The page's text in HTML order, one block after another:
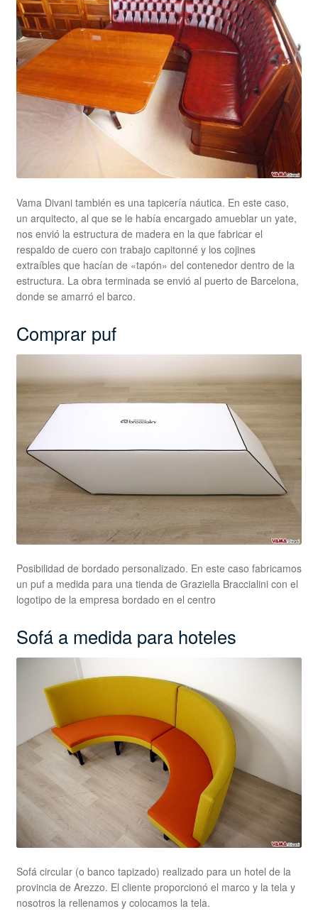
Vama Divani también es una tapicería náutica. En este caso,
un arquitecto, al que se le había encargado amueblar un yate,
nos envió la estructura de madera en la que fabricar el
respaldo de cuero con trabajo capitonné y los cojines
extraíbles que hacían de «tapón» del contenedor dentro de la
estructura. La obra terminada se envió al puerto de Barcelona,
donde se amarró el barco.
Comprar puf
Posibilidad de bordado personalizado. En este caso fabricamos
un puf a medida para una tienda de Graziella Braccialini con el
logotipo de la empresa bordado en el centro
Sofá a medida para hoteles
Sofá circular (o banco tapizado) realizado para un hotel de la
provincia de Arezzo. El cliente proporcionó el marco y la tela y
nosotros la rellenamos y colocamos la tela.